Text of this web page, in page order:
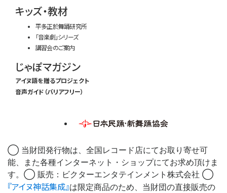
キッズ・教材
平多正於舞踊研究所
「音楽劇」シリーズ
講習会のご案内
じゃぽマガジン
アイヌ語を贈るプロジェクト
音声ガイド（バリアフリー）
◯ 当財団発行物は、全国レコード店にてお取り寄せ可
能、また各種インターネット・ショップにてお求め頂けま
す。◯ 販売：ビクターエンタテインメント株式会社 ◯
『アイヌ神話集成』は限定商品のため、当財団の直接販売の